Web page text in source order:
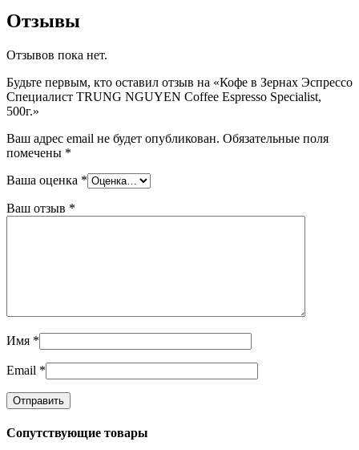
Отзывы
Отзывов пока нет.
Будьте первым, кто оставил отзыв на «Кофе в Зернах Эспрессо
Специалист TRUNG NGUYEN Coffee Espresso Specialist,
500г.»
Ваш адрес email не будет опубликован. Обязательные поля
помечены *
Ваша оценка *
Ваш отзыв *
Имя *
Email *
Сопутствующие товары